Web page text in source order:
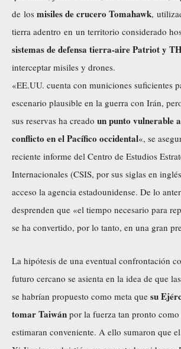
de los misiles de crucero Tomahawk,
tierra adentro en un territorio considerado
sistemas de defensa tierra-aire Patriot y
interceptar misiles y drones.
«EE.UU. cuenta con municiones suficientes
escenario plausible en la guerra con Irán,
sus reservas ha creado un punto vulnerable
conflicto en el Pacífico occidental«, se
reciente informe del Centro de Estudios
Internacionales (CSIS, por sus siglas en
acceso la agencia estadounidense. De lo
desprenden que «el tiempo necesario para
se ha convertido, por lo tanto, en una gran
La hipótesis de una eventual confrontación
futuro cercano se asienta en la idea de que
se habrían propuesto como meta que su
tomarTaiwán por la fuerza tan pronto
estimaran conveniente. A ello sumaron que